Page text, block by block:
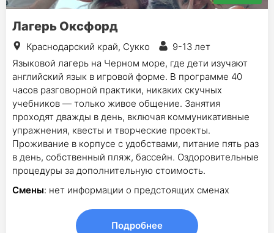
Лагерь Оксфорд
Краснодарский край, Сукко
9-13 лет
Языковой лагерь на Черном море, где дети изучают
английский язык в игровой форме. В программе 40
часов разговорной практики, никаких скучных
учебников — только живое общение. Занятия
проходят дважды в день, включая коммуникативные
упражнения, квесты и творческие проекты.
Проживание в корпусе с удобствами, питание пять раз
в день, собственный пляж, бассейн. Оздоровительные
процедуры за дополнительную стоимость.
Смены: нет информации о предстоящих сменах
Подробнее